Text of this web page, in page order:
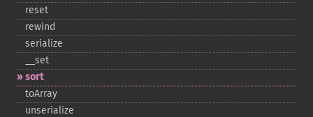
reset
rewind
serialize
_​_​set
sort
toArray
unserialize